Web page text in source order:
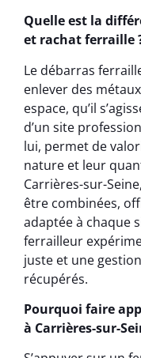
Quelle est la
et rachat ferraille
Le débarras
enlever des
espace, qu’il
d’un site
lui, permet de
nature et leur
Carrières-sur-
être combinées,
adaptée à chaque
ferrailleur
juste et une
récupérés.
Pourquoi faire
à Carrières-sur-